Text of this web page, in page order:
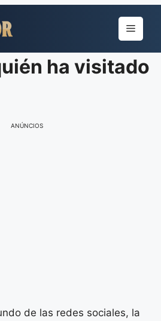
Menu
ha visitado
ANÚNCIOS
de las redes sociales, la